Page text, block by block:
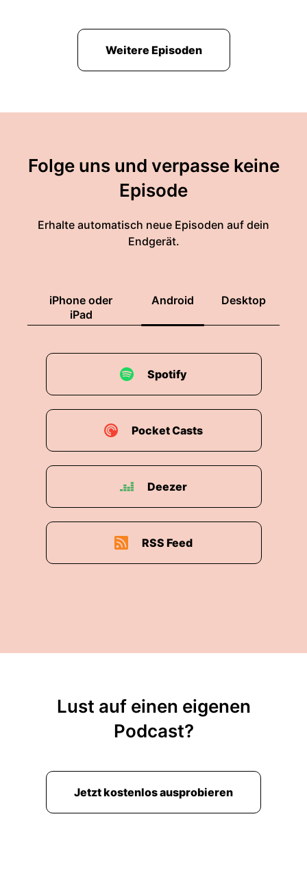
Weitere Episoden
Folge uns und verpasse keine
Episode
Erhalte automatisch neue Episoden auf dein
Endgerät.
iPhone oder
iPad
Android Desktop
Spotify
Pocket Casts
Deezer
RSS Feed
Lust auf einen eigenen
Podcast?
Jetzt kostenlos ausprobieren